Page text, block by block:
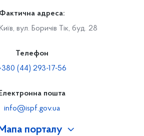
порталу
Фактична адреса:
вул. Боричів Тік, буд. 28
Телефон
(44) 293-17-56
Електронна пошта
info@ispf.gov.ua